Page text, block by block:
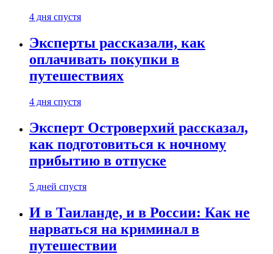
4 дня спустя
Эксперты рассказали, как
оплачивать покупки в
путешествиях
4 дня спустя
Эксперт Островерхий рассказал,
как подготовиться к ночному
прибытию в отпуске
5 дней спустя
И в Таиланде, и в России: Как не
нарваться на криминал в
путешествии